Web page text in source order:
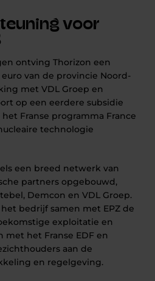
voor
ontving Thorizon een
van de provincie Noord-
met VDL Groep en
op een eerdere subsidie
Franse programma France
technologie
een breed netwerk van
partners opgebouwd,
Demcon en VDL Groep.
bedrijf samen met EPZ de
exploitatie en
het Franse EDF en
aan de
en regelgeving.